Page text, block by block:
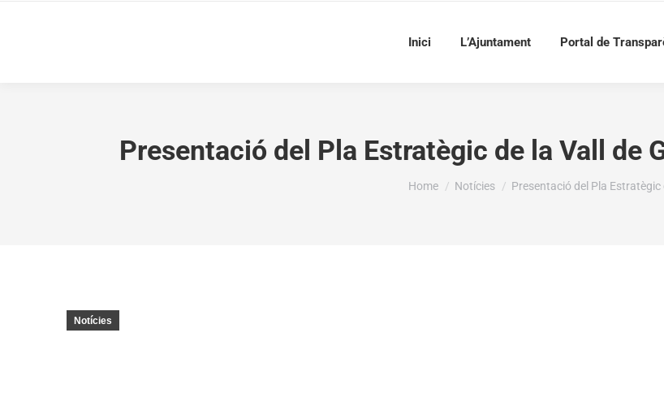
Inici L’Ajuntament Portal de
Presentació del Pla Estratègic de la Vall de
You are here:
Home Notícies Presentació del Pla Estratègic
Notícies